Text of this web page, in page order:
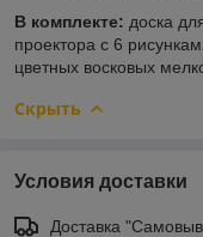
В комплекте: доска
проектора с 6
цветных восковых
Скрыть
Условия доставки
Доставка